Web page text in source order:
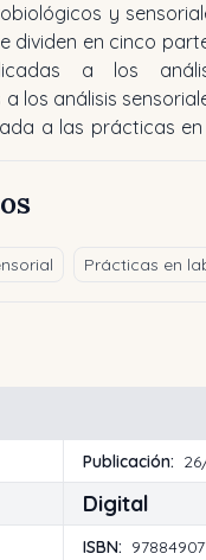
y
dividen en cinco
a los
los análisis
a las prácticas en
Prácticas en
Publicación:
Digital
ISBN: